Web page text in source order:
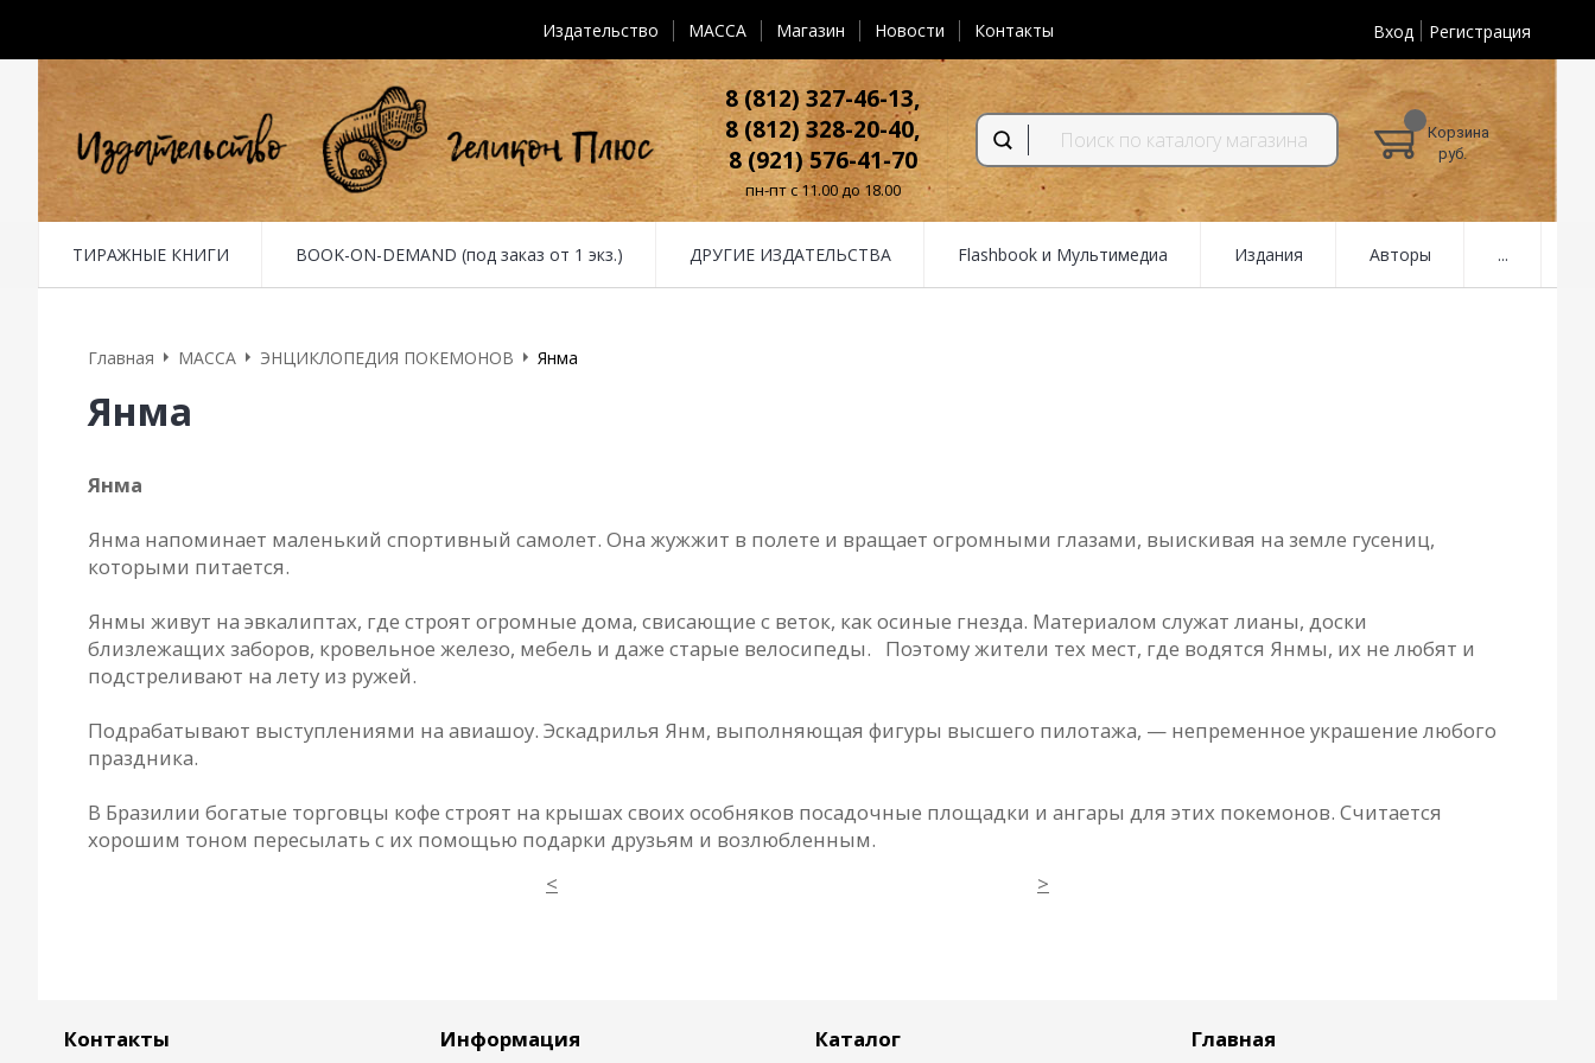
Издательство MACCA Магазин Новости Контакты Вход Регистрация
8 (812) 327-46-13,
8 (812) 328-20-40,
8 (921) 576-41-70
пн-пт с 11.00 до 18.00
Корзина
руб.
ТИРАЖНЫЕ КНИГИ BOOK-ON-DEMAND (под заказ от 1 экз.) ДРУГИЕ ИЗДАТЕЛЬСТВА Flashbook и Мультимедиа Издания Авторы ...
Главная MACCA ЭНЦИКЛОПЕДИЯ ПОКЕМОНОВ Янма
Янма
Янма
Янма напоминает маленький спортивный самолет. Она жужжит в полете и вращает огромными глазами, выискивая на земле гусениц,
которыми питается.
Янмы живут на эвкалиптах, где строят огромные дома, свисающие с веток, как осиные гнезда. Материалом служат лианы, доски
близлежащих заборов, кровельное железо, мебель и даже старые велосипеды. Поэтому жители тех мест, где водятся Янмы, их не любят и
подстреливают на лету из ружей.
Подрабатывают выступлениями на авиашоу. Эскадрилья Янм, выполняющая фигуры высшего пилотажа, — непременное украшение любого
праздника.
В Бразилии богатые торговцы кофе строят на крышах своих особняков посадочные площадки и ангары для этих покемонов. Считается
хорошим тоном пересылать с их помощью подарки друзьям и возлюбленным.
<
>
Контакты Информация Каталог Главная